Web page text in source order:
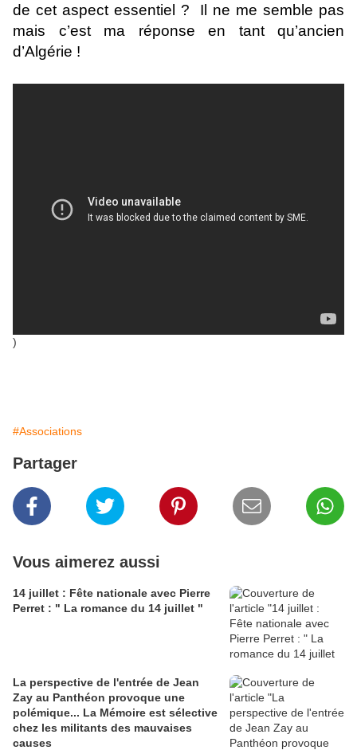
de cet aspect essentiel ? Il ne me semble pas
mais c’est ma réponse en tant qu’ancien
d’Algérie !
)
#Associations
Partager
Vous aimerez aussi
14 juillet : Fête nationale avec Pierre
Perret : " La romance du 14 juillet "
La perspective de l'entrée de Jean
Zay au Panthéon provoque une
polémique... La Mémoire est sélective
chez les militants des mauvaises
causes